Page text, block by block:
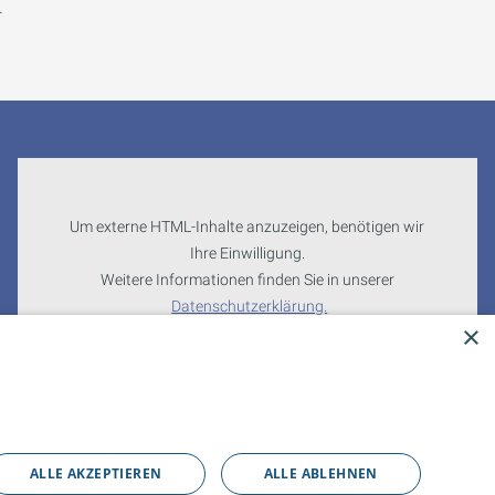
Um externe HTML-Inhalte anzuzeigen, benötigen wir
Ihre Einwilligung.
Weitere Informationen finden Sie in unserer
Datenschutzerklärung.
×
ALLE AKZEPTIEREN ALLE ABLEHNEN